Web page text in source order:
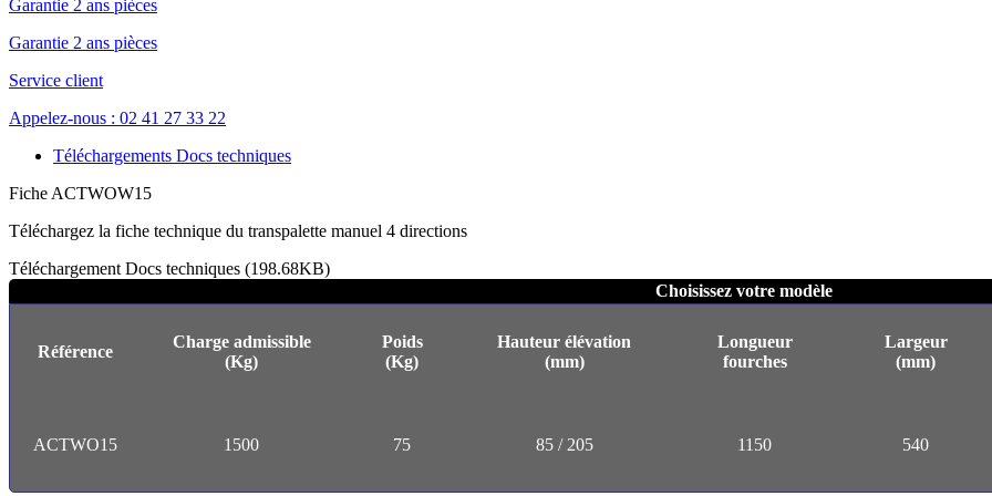
Garantie 2 ans pièces
Garantie 2 ans pièces
Service client
Appelez-nous : 02 41 27 33 22
Téléchargements Docs techniques
Fiche ACTWOW15
Téléchargez la fiche technique du transpalette manuel 4 directions
Téléchargement Docs techniques (198.68KB)
Choisissez votre modèle
Référence
Charge admissible
(Kg)
Poids
(Kg)
Hauteur élévation
(mm)
Longueur
fourches
Largeur
(mm)
ACTWO15 1500 75 85 / 205 1150 540